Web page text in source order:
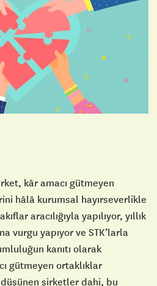
kâr amacı gütmeyen
hâlâ kurumsal hayırseverlikle
aracılığıyla yapılıyor, yıllık
vurgu yapıyor ve STK’larla
kanıtı olarak
gütmeyen ortaklıklar
şirketler dahi, bu